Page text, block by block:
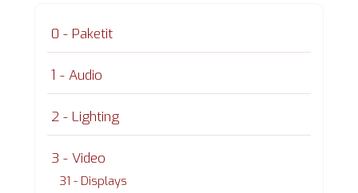
0 - Paketit
1 - Audio
2 - Lighting
3 - Video
31 - Displays